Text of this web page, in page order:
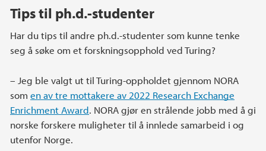
Tips til ph.d.-studenter
Har du tips til andre ph.d.-studenter som kunne tenke
seg å søke om et forskningsopphold ved Turing?
– Jeg ble valgt ut til Turing-oppholdet gjennom NORA
som en av tre mottakere av 2022 Research Exchange
Enrichment Award. NORA gjør en strålende jobb med å gi
norske forskere muligheter til å innlede samarbeid i og
utenfor Norge.